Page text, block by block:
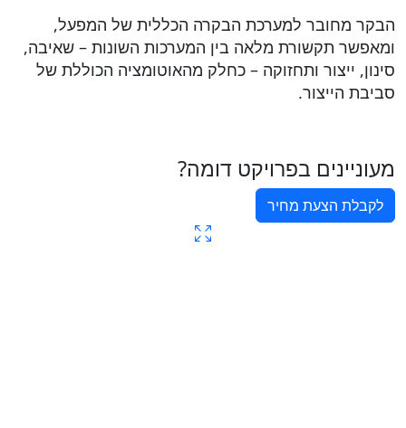
הבקר מחובר למערכת הבקרה הכללית של המפעל,
ומאפשר תקשורת מלאה בין המערכות השונות – שאיבה,
סינון, ייצור ותחזוקה – כחלק מהאוטומציה הכוללת של
סביבת הייצור.
מעוניינים בפרויקט דומה?
לקבלת הצעת מחיר